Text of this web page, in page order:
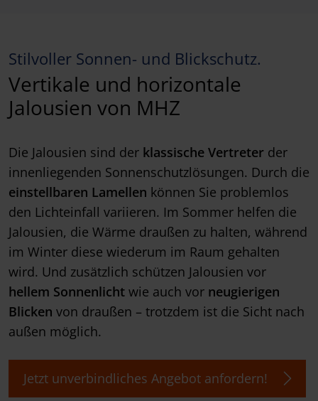
Stilvoller Sonnen- und Blickschutz.
Vertikale und horizontale
Jalousien von MHZ
Die Jalousien sind der klassische Vertreter der
innenliegenden Sonnenschutzlösungen. Durch die
einstellbaren Lamellen können Sie problemlos
den Lichteinfall variieren. Im Sommer helfen die
Jalousien, die Wärme draußen zu halten, während
im Winter diese wiederum im Raum gehalten
wird. Und zusätzlich schützen Jalousien vor
hellem Sonnenlicht wie auch vor neugierigen
Blicken von draußen – trotzdem ist die Sicht nach
außen möglich.
Jetzt unverbindliches Angebot anfordern!